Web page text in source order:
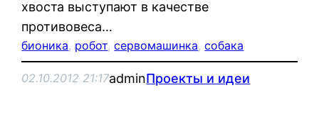
хвоста выступают в качестве
противовеса…
бионика, робот, сервомашинка, собака
02.10.2012 21:17adminПроекты и идеи